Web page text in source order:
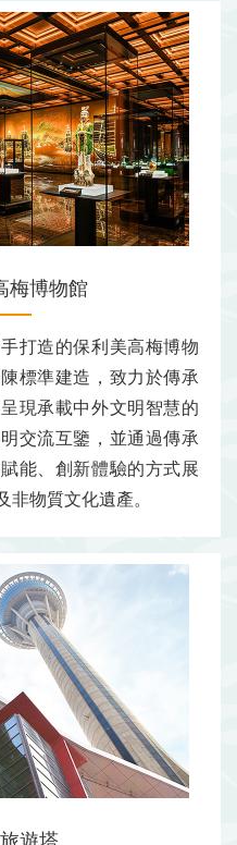
梅博物館
打造的保利美高梅博物
標準建造，致力於傳承
現承載中外文明智慧的
交流互鑒，並通過傳承
能、創新體驗的方式展
非物質文化遺產。